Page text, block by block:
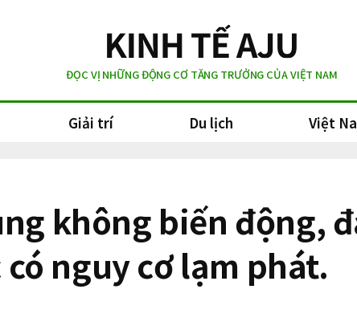
ĐỌC VỊ NHỮNG ĐỘNG CƠ TĂNG TRƯỞNG CỦA VIỆT NAM
Giải trí Du lịch Việt
không biến động,
nguy cơ lạm phát.